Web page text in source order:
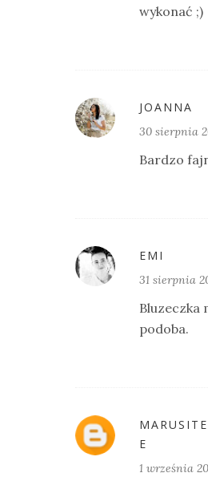
wykonać ;)
JOANNA
30 sierpnia
Bardzo
EMI
31 sierpnia
Bluzeczka
podoba.
E
1 września